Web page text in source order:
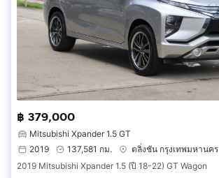
฿ 379,000
Mitsubishi Xpander 1.5 GT
2019
137,581 กม.
ตลิ่งชัน กรุงเทพมหานคร
2019 Mitsubishi Xpander 1.5 (ปี 18-22) GT Wagon